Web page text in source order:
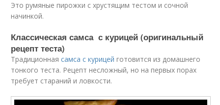
Это румяные пирожки с хрустящим тестом и сочной
начинкой.
Классическая самса с курицей (оригинальный
рецепт теста)
Традиционнаясамса с курицей готовится из домашнего
тонкого теста. Рецепт несложный, но на первых порах
требует стараний и ловкости.